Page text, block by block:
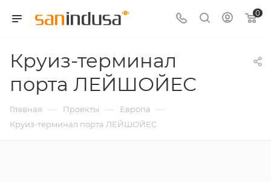
0
Круиз-терминал
порта ЛЕЙШОЙЕС
Главная — Проекты — Европа —
Круиз-терминал порта ЛЕЙШОЙЕС